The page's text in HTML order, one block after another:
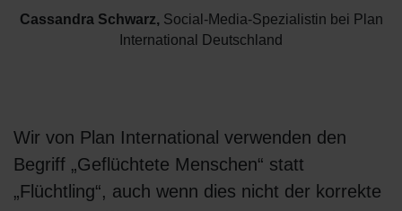
Cassandra Schwarz, Social-Media-Spezialistin bei Plan
International Deutschland
Wir von Plan International verwenden den
Begriff „Geflüchtete Menschen“ statt
„Flüchtling“, auch wenn dies nicht der korrekte